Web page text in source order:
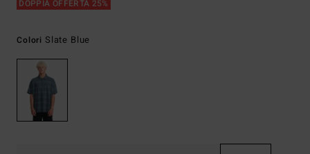
DOPPIA OFFERTA 25%
Colori Slate Blue